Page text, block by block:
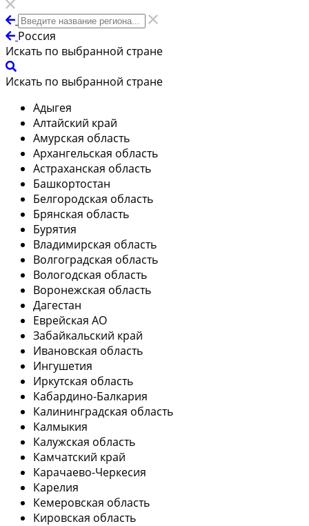
Россия
Искать по выбранной стране
Искать по выбранной стране
Адыгея
Алтайский край
Амурская область
Архангельская область
Астраханская область
Башкортостан
Белгородская область
Брянская область
Бурятия
Владимирская область
Волгоградская область
Вологодская область
Воронежская область
Дагестан
Еврейская АО
Забайкальский край
Ивановская область
Ингушетия
Иркутская область
Кабардино-Балкария
Калининградская область
Калмыкия
Калужская область
Камчатский край
Карачаево-Черкесия
Карелия
Кемеровская область
Кировская область